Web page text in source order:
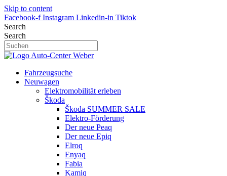
Skip to content
Facebook-f Instagram Linkedin-in Tiktok
Search
Search
Fahrzeugsuche
Neuwagen
Elektromobilität erleben
Škoda
Škoda SUMMER SALE
Elektro-Förderung
Der neue Peaq
Der neue Epiq
Elroq
Enyaq
Fabia
Kamiq